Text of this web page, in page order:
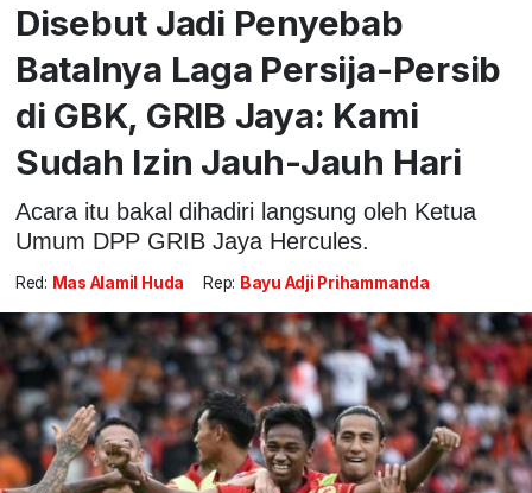
Disebut Jadi Penyebab
Batalnya Laga Persija-Persib
di GBK, GRIB Jaya: Kami
Sudah Izin Jauh-Jauh Hari
Acara itu bakal dihadiri langsung oleh Ketua
Umum DPP GRIB Jaya Hercules.
Red: Mas Alamil Huda Rep: Bayu Adji Prihammanda